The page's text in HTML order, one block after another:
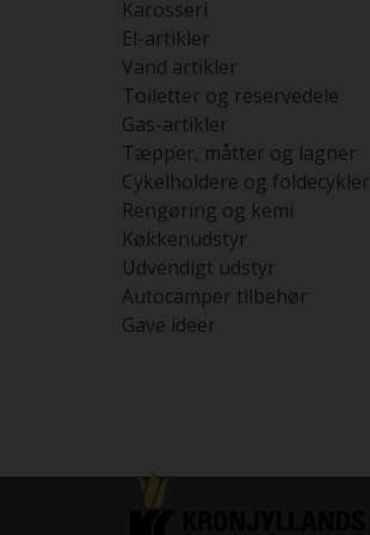
Karosseri
El-artikler
Vand artikler
Toiletter og reservedele
Gas-artikler
Tæpper, måtter og lagner
Cykelholdere og foldecykler
Rengøring og kemi
Køkkenudstyr
Udvendigt udstyr
Autocamper tilbehør
Gave ideer